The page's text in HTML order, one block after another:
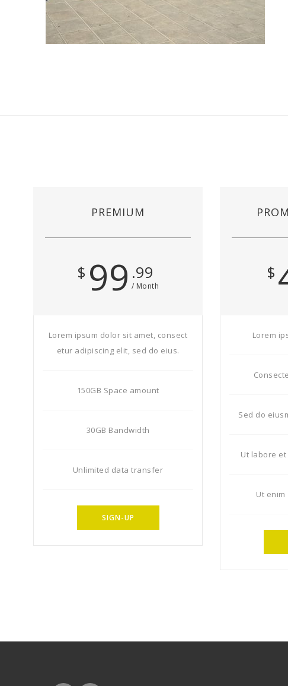
PREMIUM
$ 99 .99
/ Month
Lorem ipsum dolor sit amet, consect
etur adipiscing elit, sed do eius.
150GB Space amount
30GB Bandwidth
Unlimited data transfer
SIGN-UP
$
Lorem
Sed do
Ut labore
Ut enim